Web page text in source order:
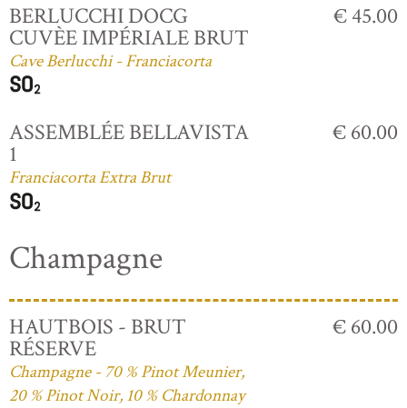
BERLUCCHI DOCG
CUVÈE IMPÉRIALE BRUT
Cave Berlucchi - Franciacorta
€ 45.00
ASSEMBLÉE BELLAVISTA
1
Franciacorta Extra Brut
€ 60.00
Champagne
HAUTBOIS - BRUT
RÉSERVE
Champagne - 70 % Pinot Meunier,
20 % Pinot Noir, 10 % Chardonnay
€ 60.00